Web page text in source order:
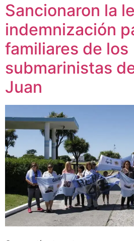
Sancionaron la
indemnización
familiares de los
submarinistas
Juan